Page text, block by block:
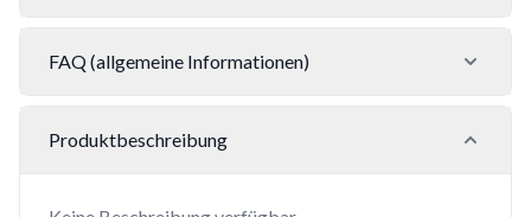
FAQ (allgemeine Informationen)
Produktbeschreibung